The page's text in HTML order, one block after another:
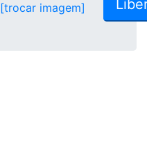
[trocar imagem]